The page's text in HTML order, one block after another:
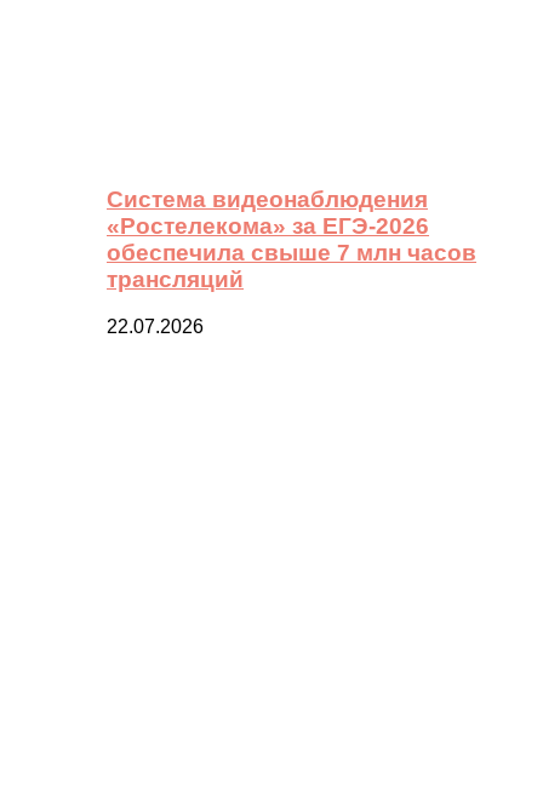
Система видеонаблюдения
«Ростелекома» за ЕГЭ-2026
обеспечила свыше 7 млн часов
трансляций
22.07.2026